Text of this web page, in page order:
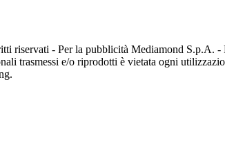
riservati - Per la pubblicità Mediamond S.p.A. -
trasmessi e/o riprodotti è vietata ogni